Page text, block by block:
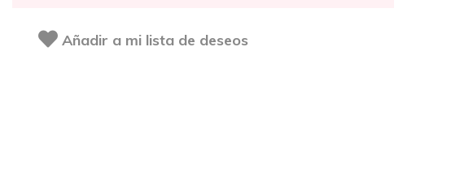
Añadir a mi lista de deseos